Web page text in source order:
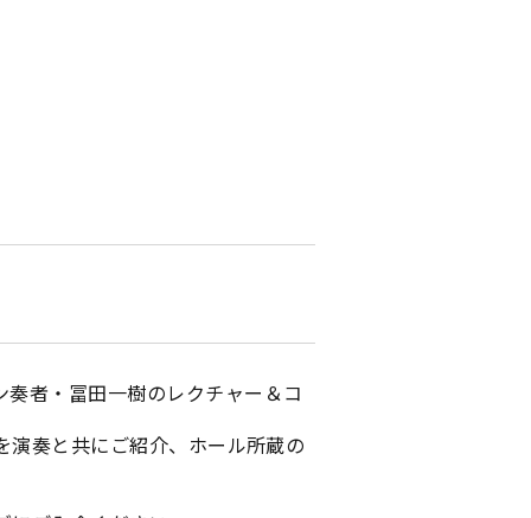
者・冨田一樹のレクチャー＆コ
奏と共にご紹介、ホール所蔵の